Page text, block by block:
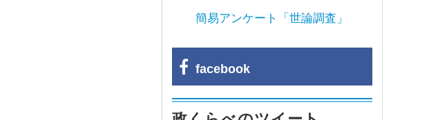
簡易アンケート「世論調査」
facebook